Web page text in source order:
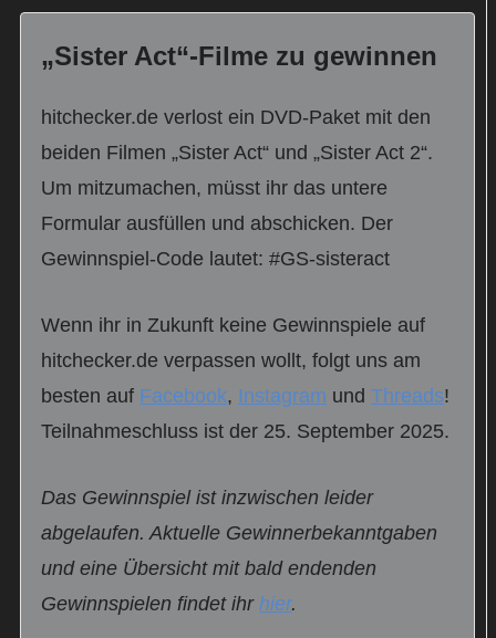
„Sister Act“-Filme zu gewinnen
hitchecker.de verlost ein DVD-Paket mit den
beiden Filmen „Sister Act“ und „Sister Act 2“.
Um mitzumachen, müsst ihr das untere
Formular ausfüllen und abschicken. Der
Gewinnspiel-Code lautet: #GS-sisteract
Wenn ihr in Zukunft keine Gewinnspiele auf
hitchecker.de verpassen wollt, folgt uns am
besten auf Facebook, Instagram und Threads!
Teilnahmeschluss ist der 25. September 2025.
Das Gewinnspiel ist inzwischen leider
abgelaufen. Aktuelle Gewinnerbekanntgaben
und eine Übersicht mit bald endenden
Gewinnspielen findet ihr hier.